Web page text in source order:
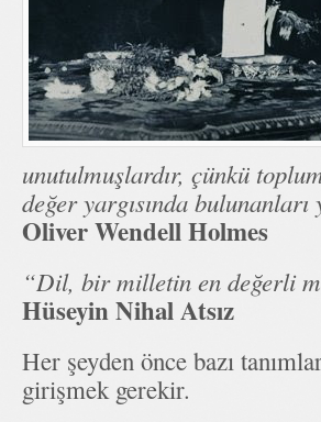
unutulmuşlardır, çünkü
değer yargısında bulunanları
Oliver Wendell Holmes
“Dil, bir milletin en değerli
Hüseyin Nihal Atsız
Her şeyden önce bazı
girişmek gerekir.